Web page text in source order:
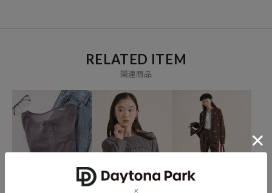
RELATED ITEM
関連商品
FREAK'S STORE